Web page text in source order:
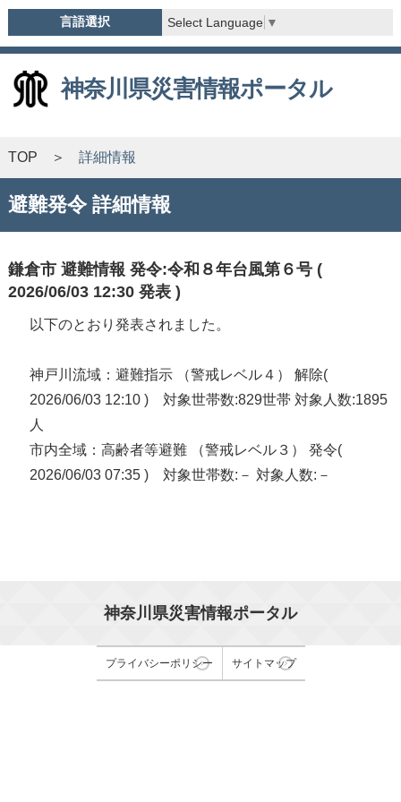
言語選択 Select Language ▼
神奈川県災害情報ポータル
TOP 詳細情報
避難発令 詳細情報
鎌倉市 避難情報 発令:令和８年台風第６号 (
2026/06/03 12:30 発表 )
以下のとおり発表されました。
神戸川流域：避難指示 （警戒レベル４） 解除(
2026/06/03 12:10 ) 対象世帯数:829世帯 対象人数:1895
人
市内全域：高齢者等避難 （警戒レベル３） 発令(
2026/06/03 07:35 ) 対象世帯数:－ 対象人数:－
神奈川県災害情報ポータル
プライバシーポリシー サイトマップ